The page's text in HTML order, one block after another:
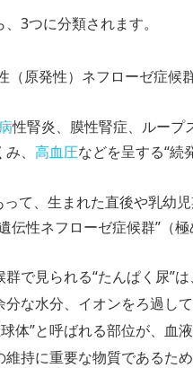
3つに分類されます。
原発性）ネフローゼ症候
性腎炎、膜性腎症、ループ
、 高血圧などを呈する“続
て、生まれた直後や乳幼
伝性ネフローゼ症候群”（
で見られる“たんぱく尿”
な水分、イオンをろ過し
体”と呼ばれる部位が、血
持に重要な物質であるた